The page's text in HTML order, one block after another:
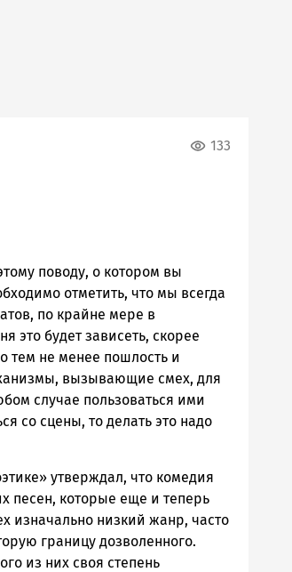
133
поводу, о котором вы
отметить, что мы всегда
по крайне мере в
это будет зависеть, скорее
тем не менее пошлость и
вызывающие смех, для
случае пользоваться ими
со сцены, то делать это надо
утверждал, что комедия
песен, которые еще и теперь
изначально низкий жанр, часто
границу дозволенного.
из них своя степень